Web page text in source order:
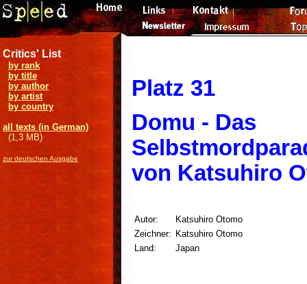
Critics' List
by rank
by title
by author
by artist
by country
all texts (in German)
(1,3 MB)
zur deutschen Ausgabe
Platz 31
Domu - Das
von Katsuhiro
Autor:
Katsuhiro Otomo
Zeichner: Katsuhiro Otomo
Land:
Japan